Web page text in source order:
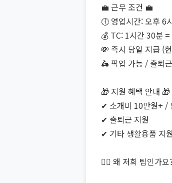
💼 근무 조건 💼
🕕 영업시간: 오후 6
💰 TC: 1시간 30분
💸 즉시 당일 지급 (
🛵 픽업 가능 / 출퇴
🎁 지원 혜택 안내 🎁
✔ 소개비 10만원+ /
✔ 출퇴근 지원
✔ 기타 생활용품 지
🙋‍♀️ 왜 저희 팀인가요